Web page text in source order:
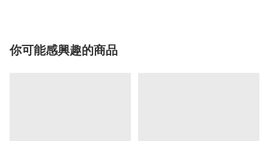
你可能感興趣的商品